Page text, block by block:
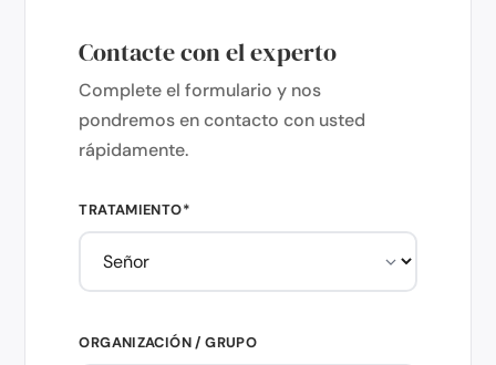
Contacte con el experto
Complete el formulario y nos
pondremos en contacto con usted
rápidamente.
TRATAMIENTO*
ORGANIZACIÓN / GRUPO